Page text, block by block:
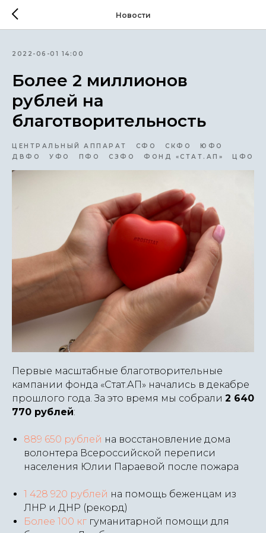
Новости
2022-06-01 14:00
Более 2 миллионов
рублей на
благотворительность
ЦЕНТРАЛЬНЫЙ АППАРАТ СФО СКФО
ЮФО
ДВФО
УФО ПФО СЗФО ФОНД «СТАТ.АП» ЦФО
Первые масштабные благотворительные
кампании фонда «Стат.АП» начались в декабре
прошлого года. За это время мы собрали 2 640
770 рублей:
889 650 рублей на восстановление дома
волонтера Всероссийской переписи
населения Юлии Параевой после пожара
1 428 920 рублей на помощь беженцам из
ЛНР и ДНР (рекорд)
Более 100 кг гуманитарной помощи для